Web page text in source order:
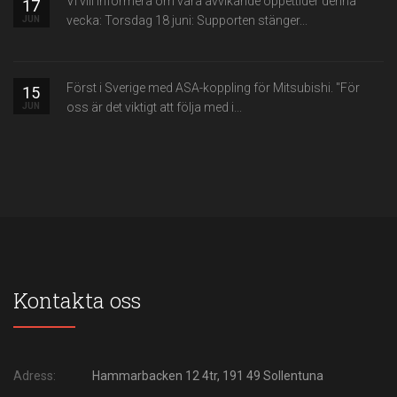
17
JUN
vecka: Torsdag 18 juni: Supporten stänger...
15
JUN
Först i Sverige med ASA-koppling för Mitsubishi. "För
oss är det viktigt att följa med i...
Kontakta oss
Adress: Hammarbacken 12 4tr, 191 49 Sollentuna